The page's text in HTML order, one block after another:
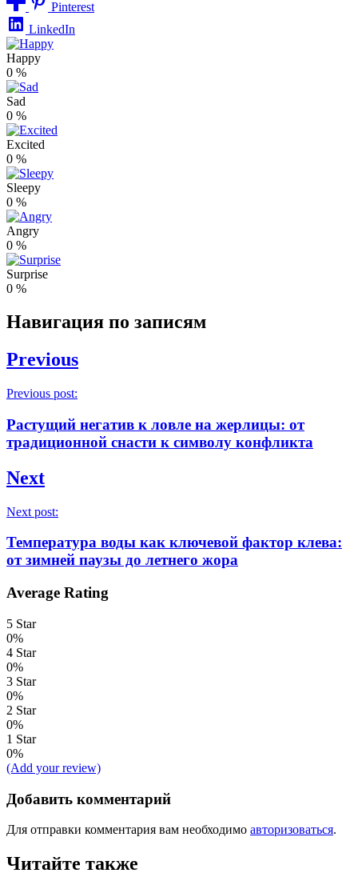
Pinterest
LinkedIn
Happy
0 %
Sad
0 %
Excited
0 %
Sleepy
0 %
Angry
0 %
Surprise
0 %
Навигация по записям
Previous
Previous post:
Растущий негатив к ловле на жерлицы: от
традиционной снасти к символу конфликта
Next
Next post:
Температура воды как ключевой фактор клева:
от зимней паузы до летнего жора
Average Rating
5 Star
0%
4 Star
0%
3 Star
0%
2 Star
0%
1 Star
0%
(Add your review)
Добавить комментарий
Для отправки комментария вам необходимо авторизоваться.
Читайте также